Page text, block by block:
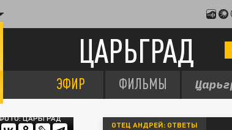
ЦАРЬГРАД
ЭФИР ФИЛЬМЫ
ЦАРЬГРАД
ОТЕЦ АНДРЕЙ: ОТВЕТЫ